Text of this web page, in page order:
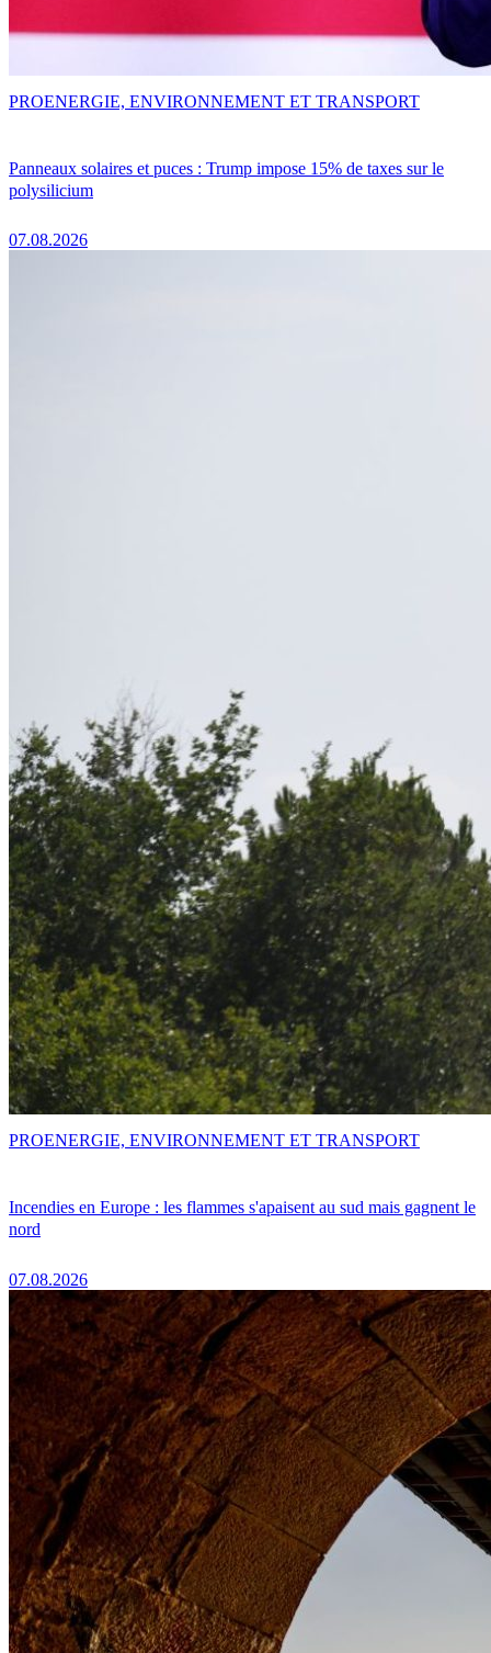
Panneaux solaires et puces : Trump impose 15% de taxes sur le
polysilicium
07.08.2026
PROENERGIE, ENVIRONNEMENT ET TRANSPORT
Incendies en Europe : les flammes s'apaisent au sud mais gagnent le
nord
07.08.2026
PROENERGIE, ENVIRONNEMENT ET TRANSPORT